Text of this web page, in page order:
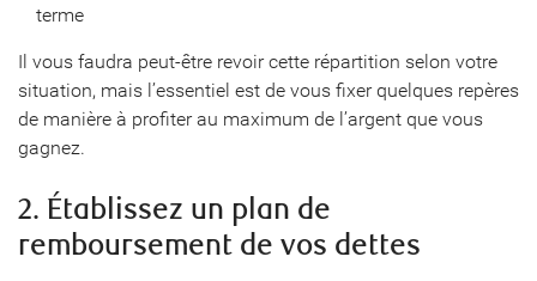
terme
Il vous faudra peut-être revoir cette répartition selon votre
situation, mais l’essentiel est de vous fixer quelques repères
de manière à profiter au maximum de l’argent que vous
gagnez.
2. Établissez un plan de
remboursement de vos dettes